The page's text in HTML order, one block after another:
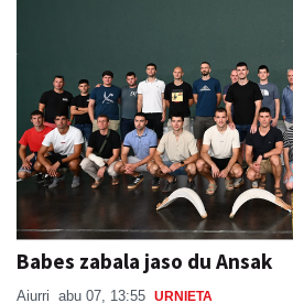
Babes zabala jaso du Ansak
Aiurri abu 07, 13:55 URNIETA